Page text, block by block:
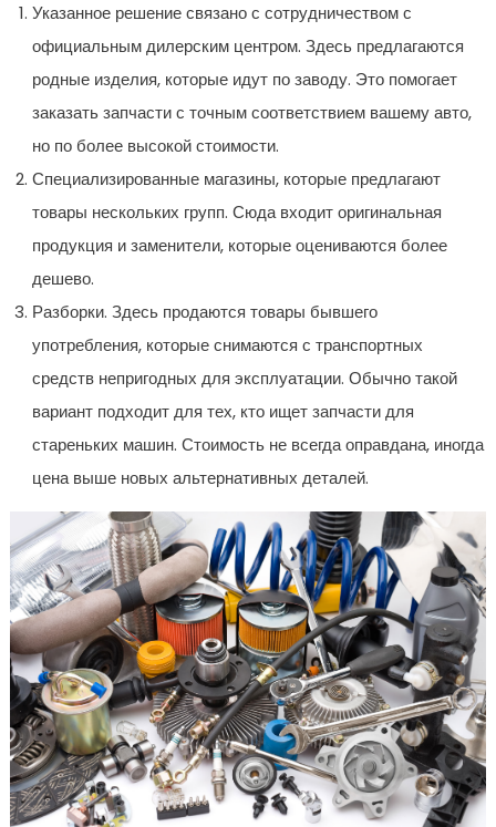
Указанное решение связано с сотрудничеством с
официальным дилерским центром. Здесь предлагаются
родные изделия, которые идут по заводу. Это помогает
заказать запчасти с точным соответствием вашему авто,
но по более высокой стоимости.
Специализированные магазины, которые предлагают
товары нескольких групп. Сюда входит оригинальная
продукция и заменители, которые оцениваются более
дешево.
Разборки. Здесь продаются товары бывшего
употребления, которые снимаются с транспортных
средств непригодных для эксплуатации. Обычно такой
вариант подходит для тех, кто ищет запчасти для
стареньких машин. Стоимость не всегда оправдана, иногда
цена выше новых альтернативных деталей.